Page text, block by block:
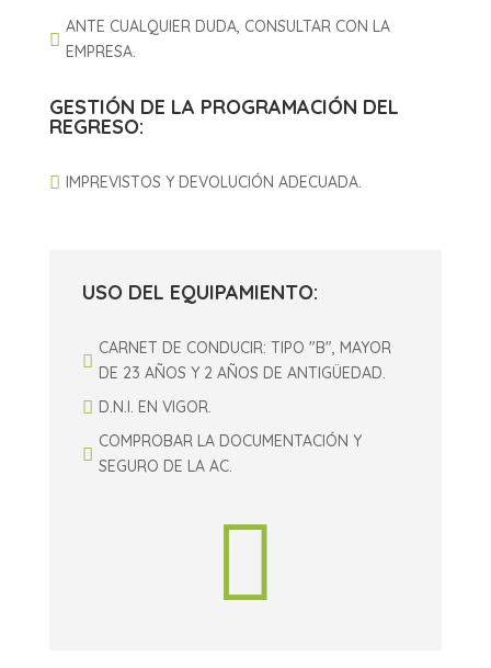

ANTE CUALQUIER DUDA, CONSULTAR CON LA
EMPRESA.
GESTIÓN DE LA PROGRAMACIÓN DEL
REGRESO:
 IMPREVISTOS Y DEVOLUCIÓN ADECUADA.
USO DEL EQUIPAMIENTO:

CARNET DE CONDUCIR: TIPO "B", MAYOR
DE 23 AÑOS Y 2 AÑOS DE ANTIGÜEDAD.
 D.N.I. EN VIGOR.

COMPROBAR LA DOCUMENTACIÓN Y
SEGURO DE LA AC.
